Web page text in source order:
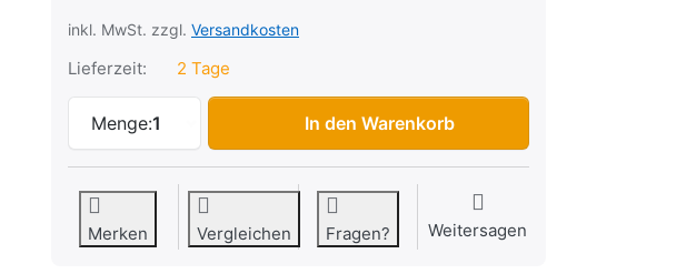
inkl. MwSt. zzgl. Versandkosten
Lieferzeit: 2 Tage
Menge:1
Oelschlauch 3x5mm, schwarz, 10 Meter (hohe Qualität) zu
In den Warenkorb
Merken Vergleichen Fragen? Weitersagen